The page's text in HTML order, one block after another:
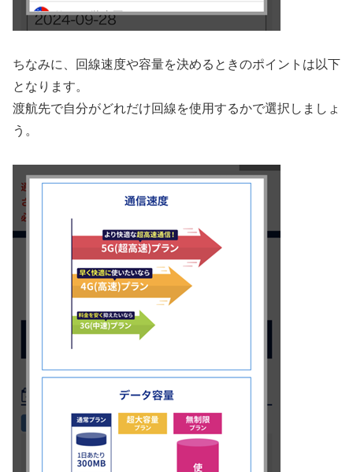
ちなみに、回線速度や容量を決めるときのポイントは以下
となります。
渡航先で自分がどれだけ回線を使用するかで選択しましょ
う。